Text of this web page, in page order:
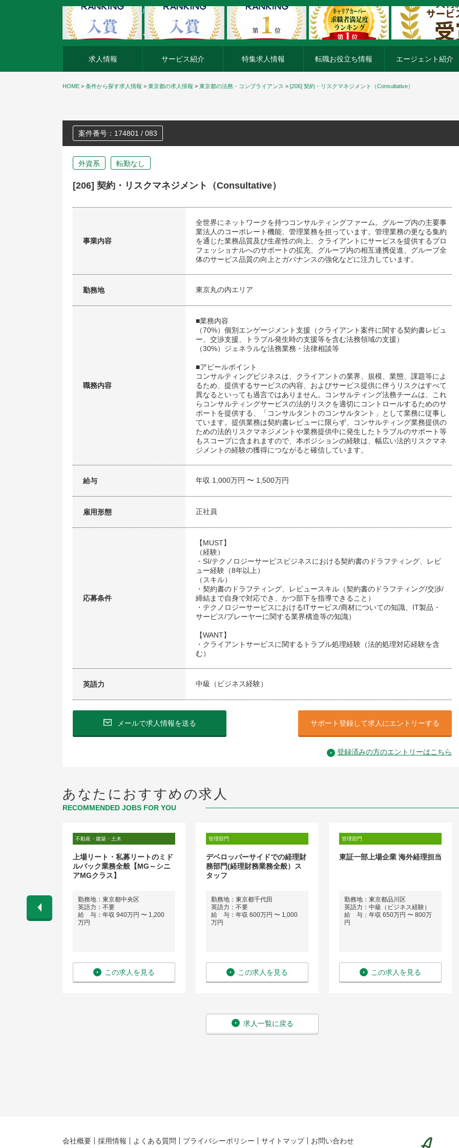
外資系企業の転職・キャリア転職ならアージスジャパン
求人情報 サービス紹介 特集求人情報 転職お役立ち情報 エージェント紹介
HOME > 条件から探す求人情報 > 東京都の求人情報 > 東京都の法務・コンプライアンス > [206] 契約・リスクマネジメント（Consultative）
案件番号：174801 / 083
外資系 転勤なし
[206] 契約・リスクマネジメント（Consultative）
事業内容
全世界にネットワークを持つコンサルティングファーム。グループ内の主要事
業法人のコーポレート機能、管理業務を担っています。管理業務の更なる集約
を通じた業務品質及び生産性の向上、クライアントにサービスを提供するプロ
フェッショナルへのサポートの拡充、グループ内の相互連携促進、グループ全
体のサービス品質の向上とガバナンスの強化などに注力しています。
勤務地 東京丸の内エリア
職務内容
■業務内容
（70%）個別エンゲージメント支援（クライアント案件に関する契約書レビュ
ー、交渉支援、トラブル発生時の支援等を含む法務領域の支援）
（30%）ジェネラルな法務業務・法律相談等
■アピールポイント
コンサルティングビジネスは、クライアントの業界、規模、業態、課題等によ
るため、提供するサービスの内容、およびサービス提供に伴うリスクはすべて
異なるといっても過言ではありません。コンサルティング法務チームは、これ
らコンサルティングサービスの法的リスクを適切にコントロールするためのサ
ポートを提供する、「コンサルタントのコンサルタント」として業務に従事し
ています。提供業務は契約書レビューに限らず、コンサルティング業務提供の
ための法的リスクマネジメントや業務提供中に発生したトラブルのサポート等
もスコープに含まれますので、本ポジションの経験は、幅広い法的リスクマネ
ジメントの経験の獲得につながると確信しています。
給与 年収 1,000万円 〜 1,500万円
雇用形態 正社員
応募条件
【MUST】
（経験）
・SI/テクノロジーサービスビジネスにおける契約書のドラフティング、レビ
ュー経験（8年以上）
（スキル）
・契約書のドラフティング、レビュースキル（契約書のドラフティング/交渉/
締結まで自身で対応でき、かつ部下を指導できること）
・テクノロジーサービスにおけるITサービス/商材についての知識、IT製品・
サービス/プレーヤーに関する業界構造等の知識）
【WANT】
・クライアントサービスに関するトラブル処理経験（法的処理対応経験を含
む）
英語力 中級（ビジネス経験）
メールで求人情報を送る サポート登録して求人にエントリーする
登録済みの方のエントリーはこちら
あなたにおすすめの求人
RECOMMENDED JOBS FOR YOU
不動産・建築・土木
上場リート・私募リートのミド
ルバック業務全般【MG～シニ
アMGクラス】
勤務地：東京都中央区
英語力：不要
給 与：年収 940万円 〜 1,200
万円
この求人を見る
管理部門
デベロッパーサイドでの経理財
務部門(経理財務業務全般）ス
タッフ
勤務地：東京都千代田
英語力：不要
給 与：年収 600万円 〜 1,000
万円
この求人を見る
管理部門
東証一部上場企業 海外経理担当
勤務地：東京都品川区
英語力：中級（ビジネス経験）
給 与：年収 650万円 〜 800万
円
この求人を見る
求人一覧に戻る
会社概要 採用情報 よくある質問 プライバシーポリシー サイトマップ お問い合わせ